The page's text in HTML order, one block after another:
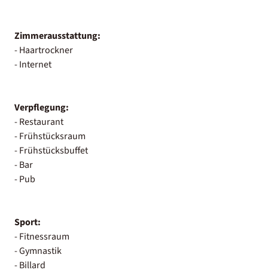
Zimmerausstattung:
- Haartrockner
- Internet
Verpflegung:
- Restaurant
- Frühstücksraum
- Frühstücksbuffet
- Bar
- Pub
Sport:
- Fitnessraum
- Gymnastik
- Billard